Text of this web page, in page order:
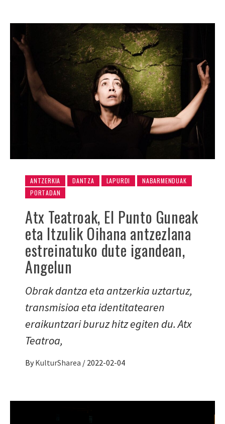
ANTZERKIA DANTZA LAPURDI
NABARMENDUAK
PORTADAN
Atx Teatroak, El Punto Guneak
eta Itzulik Oihana antzezlana
estreinatuko dute igandean,
Angelun
Obrak dantza eta antzerkia uztartuz,
transmisioa eta identitatearen
eraikuntzari buruz hitz egiten du. Atx
Teatroa,
By KulturSharea / 2022-02-04